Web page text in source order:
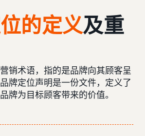
的定义及重
销术语，指的是品牌向其顾客呈
牌定位声明是一份文件，定义了
牌为目标顾客带来的价值。